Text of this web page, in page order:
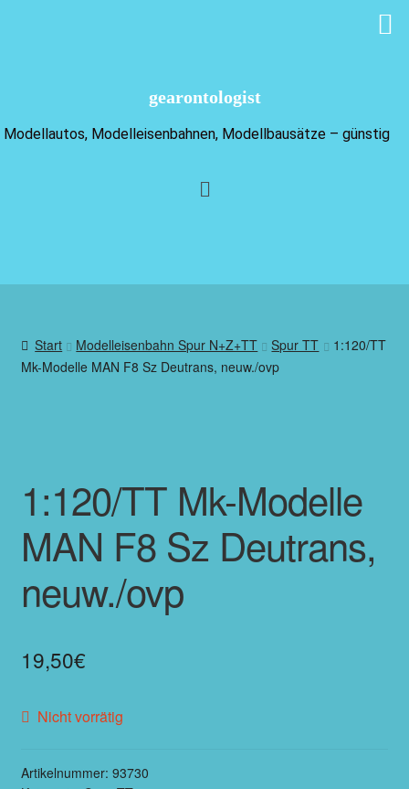
Modellautos, Modelleisenbahnen, Modellbausätze – günstig
Start Modelleisenbahn Spur N+Z+TT Spur TT
1:120/TT
Mk-Modelle MAN F8 Sz Deutrans, neuw./ovp
1:120/TT Mk-Modelle
MAN F8 Sz Deutrans,
neuw./ovp
19,50€
Nicht vorrätig
Artikelnummer: 93730
gearontologist